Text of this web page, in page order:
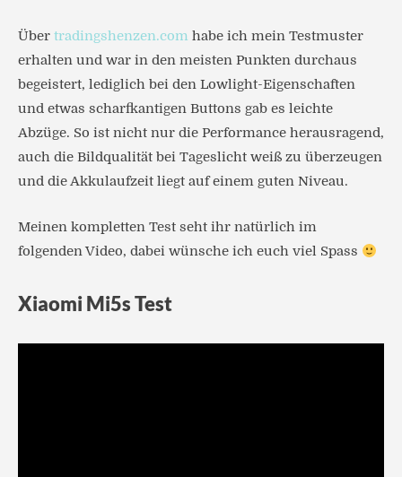
Über tradingshenzen.com habe ich mein Testmuster
erhalten und war in den meisten Punkten durchaus
begeistert, lediglich bei den Lowlight-Eigenschaften
und etwas scharfkantigen Buttons gab es leichte
Abzüge. So ist nicht nur die Performance herausragend,
auch die Bildqualität bei Tageslicht weiß zu überzeugen
und die Akkulaufzeit liegt auf einem guten Niveau.
Meinen kompletten Test seht ihr natürlich im
folgenden Video, dabei wünsche ich euch viel Spass
Xiaomi Mi5s Test